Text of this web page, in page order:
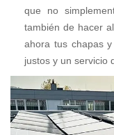
que no
también de hacer
ahora tus chapas
justos y un servicio